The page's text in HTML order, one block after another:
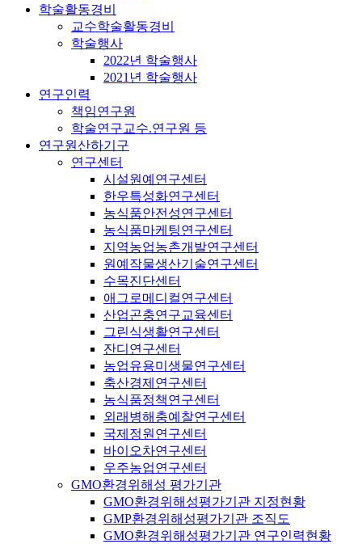
학술활동경비
교수학술활동경비
학술행사
2022년 학술행사
2021년 학술행사
연구인력
책임연구원
학술연구교수.연구원 등
연구원산하기구
연구센터
시설원예연구센터
한우특성화연구센터
농식품안전성연구센터
농식품마케팅연구센터
지역농업농촌개발연구센터
원예작물생산기술연구센터
수목진단센터
애그로메디컬연구센터
산업곤충연구교육센터
그린식생활연구센터
잔디연구센터
농업유용미생물연구센터
축산경제연구센터
농식품정책연구센터
외래병해충예찰연구센터
국제정원연구센터
바이오차연구센터
우주농업연구센터
GMO환경위해성 평가기관
GMO환경위해성평가기관 지정현황
GMP환경위해성평가기관 조직도
GMO환경위해성평가기관 연구인력현황